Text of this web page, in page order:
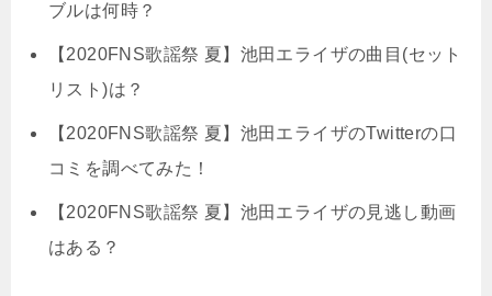
ブルは何時？
【2020FNS歌謡祭 夏】池田エライザの曲目(セット
リスト)は？
【2020FNS歌謡祭 夏】池田エライザのTwitterの口
コミを調べてみた！
【2020FNS歌謡祭 夏】池田エライザの見逃し動画
はある？